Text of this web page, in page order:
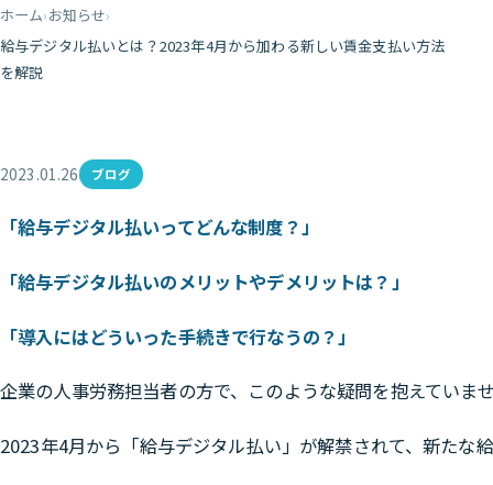
ホーム お知らせ
給与デジタル払いとは？2023年4月から加わる新しい賃金支払い方法
を解説
2023.01.26 ブログ
「給与デジタル払いってどんな制度？」
「給与デジタル払いのメリットやデメリットは？」
「導入にはどういった手続きで行なうの？」
企業の人事労務担当者の方で、このような疑問を抱えていま
2023年4月から「給与デジタル払い」が解禁されて、新たな